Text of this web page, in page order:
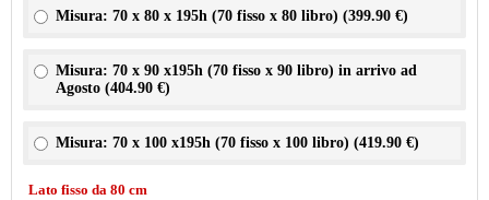
Misura: 70 x 80 x 195h (70 fisso x 80 libro) (399.90 €)
Misura: 70 x 90 x195h (70 fisso x 90 libro) in arrivo ad
Agosto (404.90 €)
Misura: 70 x 100 x195h (70 fisso x 100 libro) (419.90 €)
Lato fisso da 80 cm